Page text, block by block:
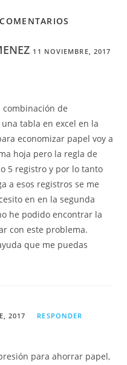
11 NOVIEMBRE, 2017
de
tabla en excel en la
economizar papel voy a
hoja pero la regla de
5 registro y por lo tanto
a esos registros se me
en en la segunda
he podido encontrar la
con este problema.
que me puedas
2017 RESPONDER
para ahorrar papel,